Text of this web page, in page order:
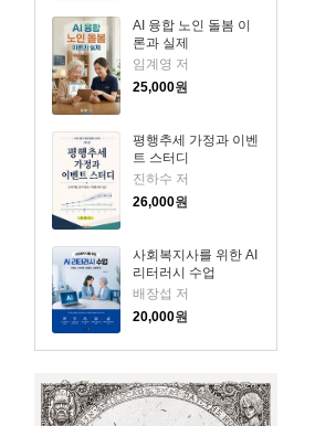
AI 융합 노인 돌봄 이
론과 실제
임계영 저
25,000원
평행추세 가정과 이벤
트 스터디
진하수 저
26,000원
사회복지사를 위한 AI
리터러시 수업
배장섭 저
20,000원
| 한국방송통신대학교출판문화원